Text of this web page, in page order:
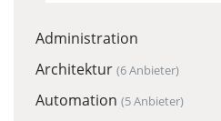
Administration
Architektur (6 Anbieter)
Automation (5 Anbieter)